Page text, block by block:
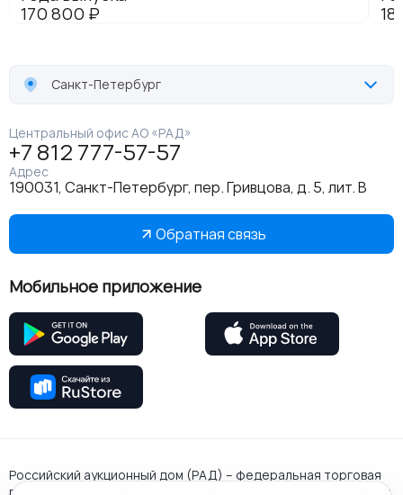
Санкт-Петербург
Центральный офис АО «РАД»
+7 812 777-57-57
Адрес
190031, Санкт-Петербург, пер. Гривцова, д. 5, лит. В
Обратная связь
Мобильное приложение
Российский аукционный дом (РАД) – федеральная торговая
площадка для проведения всех видов сделок с имуществом и